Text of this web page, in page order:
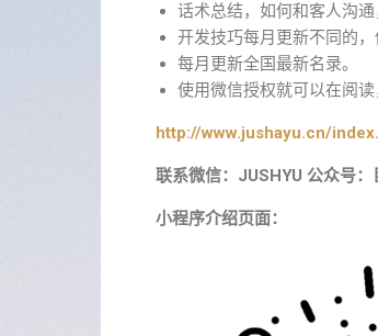
话术总结，如何和客人沟
开发技巧每月更新不同的，
每月更新全国最新名录。
使用微信授权就可以在阅读
http://www.jushayu.cn/
联系微信：JUSHYU 公众号
小程序介绍页面：